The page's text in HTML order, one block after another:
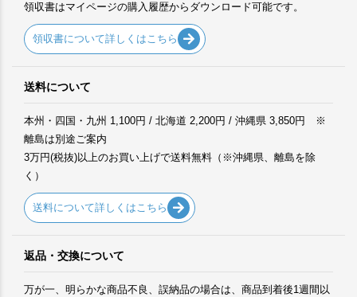
領収書はマイページの購入履歴からダウンロード可能です。
領収書について詳しくはこちら
送料について
本州・四国・九州 1,100円 / 北海道 2,200円 / 沖縄県 3,850円 ※
離島は別途ご案内
3万円(税抜)以上のお買い上げで送料無料（※沖縄県、離島を除
く）
送料について詳しくはこちら
返品・交換について
万が一、明らかな商品不良、誤納品の場合は、商品到着後1週間以